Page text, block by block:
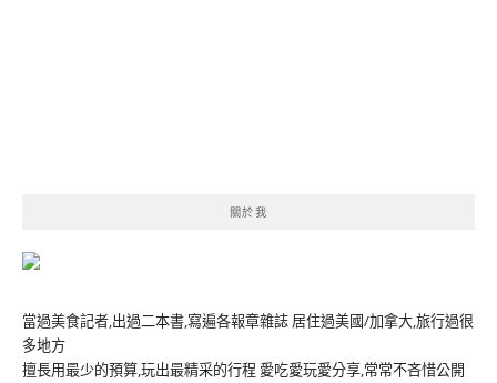
關於我
當過美食記者,出過二本書,寫遍各報章雜誌 居住過美國/加拿大,旅行過很
多地方
擅長用最少的預算,玩出最精采的行程 愛吃愛玩愛分享,常常不吝惜公開